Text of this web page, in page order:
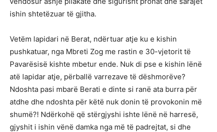
ishin shtetëzuar të gjitha.
Vetëm lapidari në Berat, ndërtuar atje ku e kishin
pushkatuar, nga Mbreti Zog me rastin e 30-vjetorit të
Pavarësisë kishte mbetur ende. Nuk di pse e kishin lënë
atë lapidar atje, përballë varrezave të dëshmorëve?
Ndoshta pasi mbarë Berati e dinte si ranë ata burra për
atdhe dhe ndoshta për këtë nuk donin të provokonin më
shumë?! Ndërkohë që stërgjyshi ishte lënë në harresë,
gjyshit i ishin vënë damka nga më të padrejtat, si dhe